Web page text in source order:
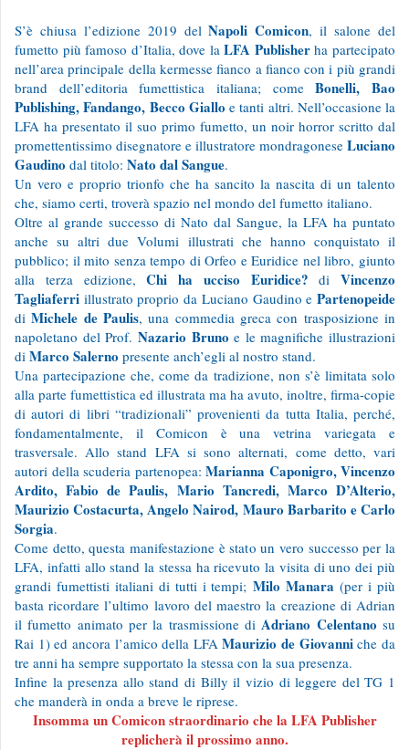
S’è chiusa l’edizione 2019 delNapoli Comicon, il salone del
fumetto più famoso d’Italia, dove laLFA Publisherha partecipato
nell’area principale della kermesse fianco a fianco con i più grandi
brand dell’editoria fumettistica italiana; comeBonelli, Bao
Publishing, Fandango, Becco Giallo e tanti altri. Nell’occasione la
LFA ha presentato il suo primo fumetto, un noir horror scritto dal
promettentissimo disegnatore e illustratore mondragonese Luciano
Gaudino dal titolo: Nato dal Sangue.
Un vero e proprio trionfo che ha sancito la nascita di un talento
che, siamo certi, troverà spazio nel mondo del fumetto italiano.
Oltre al grande successo di Nato dal Sangue, la LFA ha puntato
anche su altri due Volumi illustrati che hanno conquistato il
pubblico; il mito senza tempo di Orfeo e Euridice nel libro, giunto
alla terza edizione,Chi ha ucciso Euridice? di Vincenzo
Tagliaferri illustrato proprio da Luciano Gaudino e Partenopeide
diMichele de Paulis, una commedia greca con trasposizione in
napoletano del Prof. Nazario Bruno e le magnifiche illustrazioni
di Marco Salerno presente anch’egli al nostro stand.
Una partecipazione che, come da tradizione, non s’è limitata solo
alla parte fumettistica ed illustrata ma ha avuto, inoltre, firma-copie
di autori di libri “tradizionali” provenienti da tutta Italia, perché,
fondamentalmente, il Comicon è una vetrina variegata e
trasversale. Allo stand LFA si sono alternati, come detto, vari
autori della scuderia partenopea: Marianna Caponigro, Vincenzo
Ardito, Fabio de Paulis, Mario Tancredi, Marco D’Alterio,
Maurizio Costacurta, Angelo Nairod, Mauro Barbarito e Carlo
Sorgia.
Come detto, questa manifestazione è stato un vero successo per la
LFA, infatti allo stand la stessa ha ricevuto la visita di uno dei più
grandi fumettisti italiani di tutti i tempi;Milo Manara (per i più
basta ricordare l’ultimo lavoro del maestro la creazione di Adrian
il fumetto animato per la trasmissione diAdriano Celentano su
Rai 1) ed ancora l’amico della LFAMaurizio de Giovanniche da
tre anni ha sempre supportato la stessa con la sua presenza.
Infine la presenza allo stand di Billy il vizio di leggere del TG 1
che manderà in onda a breve le riprese.
Insomma un Comicon straordinario che la LFA Publisher
replicherà il prossimo anno.